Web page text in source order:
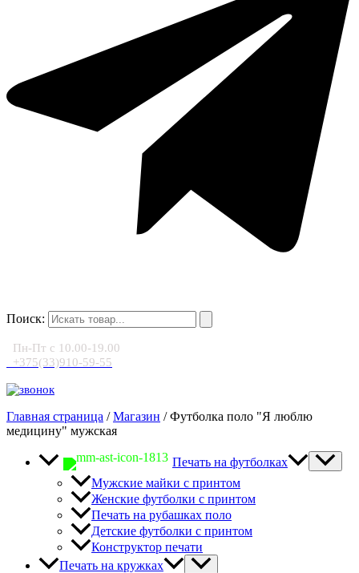
Поиск:
Пн-Пт с 10.00-19.00
+375(33)910-59-55
Главная страница /Магазин /Футболка поло "Я люблю
медицину" мужская
Печать на футболках
Мужские майки с принтом
Женские футболки с принтом
Печать на рубашках поло
Детские футболки с принтом
Конструктор печати
Печать на кружках